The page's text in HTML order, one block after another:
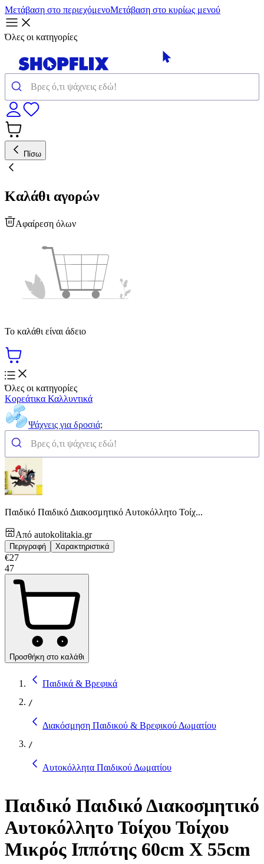
Μετάβαση στο περιεχόμενοΜετάβαση στο κυρίως μενού
Όλες οι κατηγορίες
Πίσω
Καλάθι αγορών
Αφαίρεση όλων
Το καλάθι είναι άδειο
Όλες οι κατηγορίες
Κορεάτικα Καλλυντικά
Ψάχνεις για δροσιά;
Παιδικό Παιδικό Διακοσμητικό Αυτοκόλλητο Τοίχ...
Από autokolitakia.gr
Περιγραφή Χαρακτηριστικά
€27
47
Προσθήκη στο καλάθι
Παιδικά & Βρεφικά
/
Διακόσμηση Παιδικού & Βρεφικού Δωματίου
/
Αυτοκόλλητα Παιδικού Δωματίου
Παιδικό Παιδικό Διακοσμητικό
Αυτοκόλλητο Τοίχου Τοίχου
Μικρός Ιππότης 60cm X 55cm